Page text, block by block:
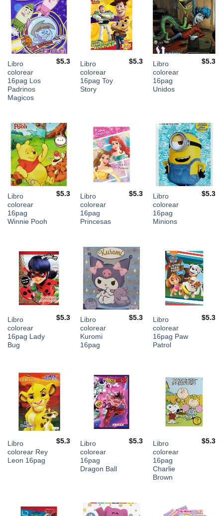
Libro
colorear
16pag Los
Padrinos
Magicos
$5.3
Libro
colorear
16pag Toy
Story
$5.3
Libro
colorear
16pag
Unidos
$5.3
Libro
colorear
16pag
Winnie Pooh
$5.3
Libro
colorear
16pag
Princesas
$5.3
Libro
colorear
16pag
Minions
$5.3
Libro
colorear
16pag Lady
Bug
$5.3
Libro
colorear
Kuromi
16pag
$5.3
Libro
colorear
16pag Paw
Patrol
$5.3
Libro
colorear Rey
Leon 16pag
$5.3
Libro
colorear
16pag
Dragon Ball
$5.3
Libro
colorear
16pag
Charlie
Brown
$5.3